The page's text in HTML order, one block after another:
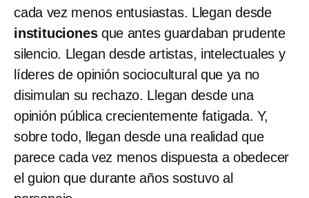
cada vez menos entusiastas. Llegan desde
instituciones que antes guardaban prudente
silencio. Llegan desde artistas, intelectuales y
líderes de opinión sociocultural que ya no
disimulan su rechazo. Llegan desde una
opinión pública crecientemente fatigada. Y,
sobre todo, llegan desde una realidad que
parece cada vez menos dispuesta a obedecer
el guion que durante años sostuvo al